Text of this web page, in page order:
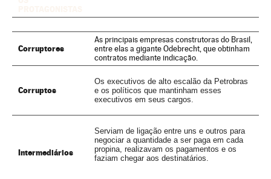
Corruptores
As principais empresas construtoras do Brasil,
entre elas a gigante Odebrecht, que obtinham
contratos mediante indicação.
Corruptos
Os executivos de alto escalão da Petrobras
e os políticos que mantinham esses
executivos em seus cargos.
Intermediários
Serviam de ligação entre uns e outros para
negociar a quantidade a ser paga em cada
propina, realizavam os pagamentos e os
faziam chegar aos destinatários.